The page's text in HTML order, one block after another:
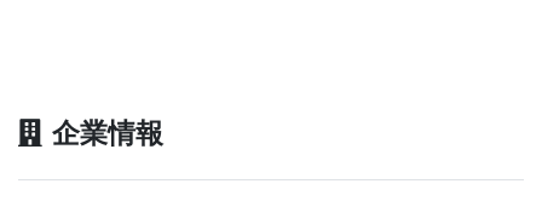
企業情報